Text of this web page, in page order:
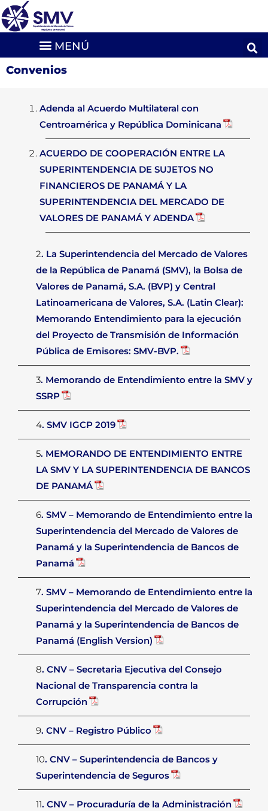
Convenios
Adenda al Acuerdo Multilateral con
Centroamérica y República Dominicana
ACUERDO DE COOPERACIÓN ENTRE LA
SUPERINTENDENCIA DE SUJETOS NO
FINANCIEROS DE PANAMÁ Y LA
SUPERINTENDENCIA DEL MERCADO DE
VALORES DE PANAMÁ Y ADENDA
2. La Superintendencia del Mercado de Valores
de la República de Panamá (SMV), la Bolsa de
Valores de Panamá, S.A. (BVP) y Central
Latinoamericana de Valores, S.A. (Latin Clear):
Memorando Entendimiento para la ejecución
del Proyecto de Transmisión de Información
Pública de Emisores: SMV-BVP.
3. Memorando de Entendimiento entre la SMV y
SSRP
4. SMV IGCP 2019
5. MEMORANDO DE ENTENDIMIENTO ENTRE
LA SMV Y LA SUPERINTENDENCIA DE BANCOS
DE PANAMÁ
6. SMV – Memorando de Entendimiento entre la
Superintendencia del Mercado de Valores de
Panamá y la Superintendencia de Bancos de
Panamá
7. SMV – Memorando de Entendimiento entre la
Superintendencia del Mercado de Valores de
Panamá y la Superintendencia de Bancos de
Panamá (English Version)
8. CNV – Secretaria Ejecutiva del Consejo
Nacional de Transparencia contra la
Corrupción
9. CNV – Registro Público
10. CNV – Superintendencia de Bancos y
Superintendencia de Seguros
11. CNV – Procuraduría de la Administración